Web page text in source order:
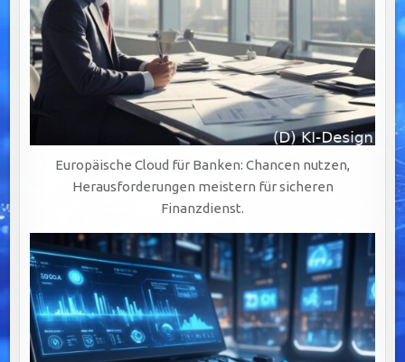
Europäische Cloud für Banken: Chancen nutzen,
Herausforderungen meistern für sicheren
Finanzdienst.